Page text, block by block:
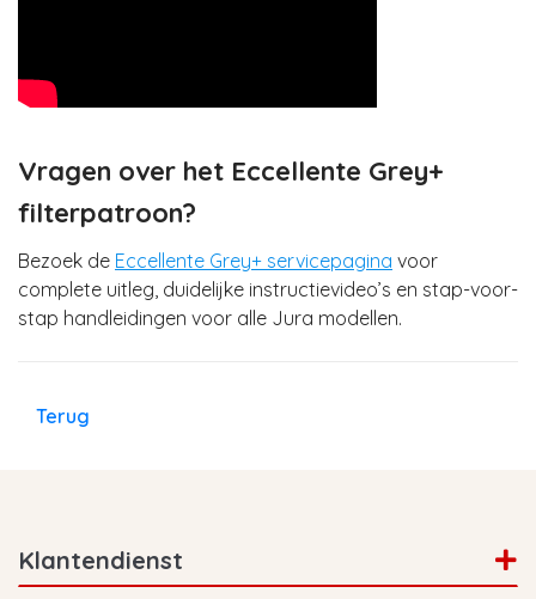
Vragen over het Eccellente Grey+
filterpatroon?
Bezoek de Eccellente Grey+ servicepagina voor
complete uitleg, duidelijke instructievideo’s en stap-voor-
stap handleidingen voor alle Jura modellen.
Terug
Klantendienst